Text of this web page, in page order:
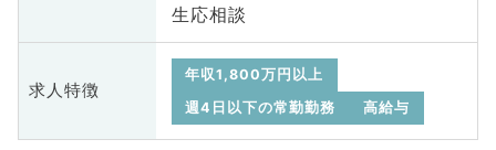
生応相談
求人特徴
年収1,800万円以上
週4日以下の常勤勤務
高給与